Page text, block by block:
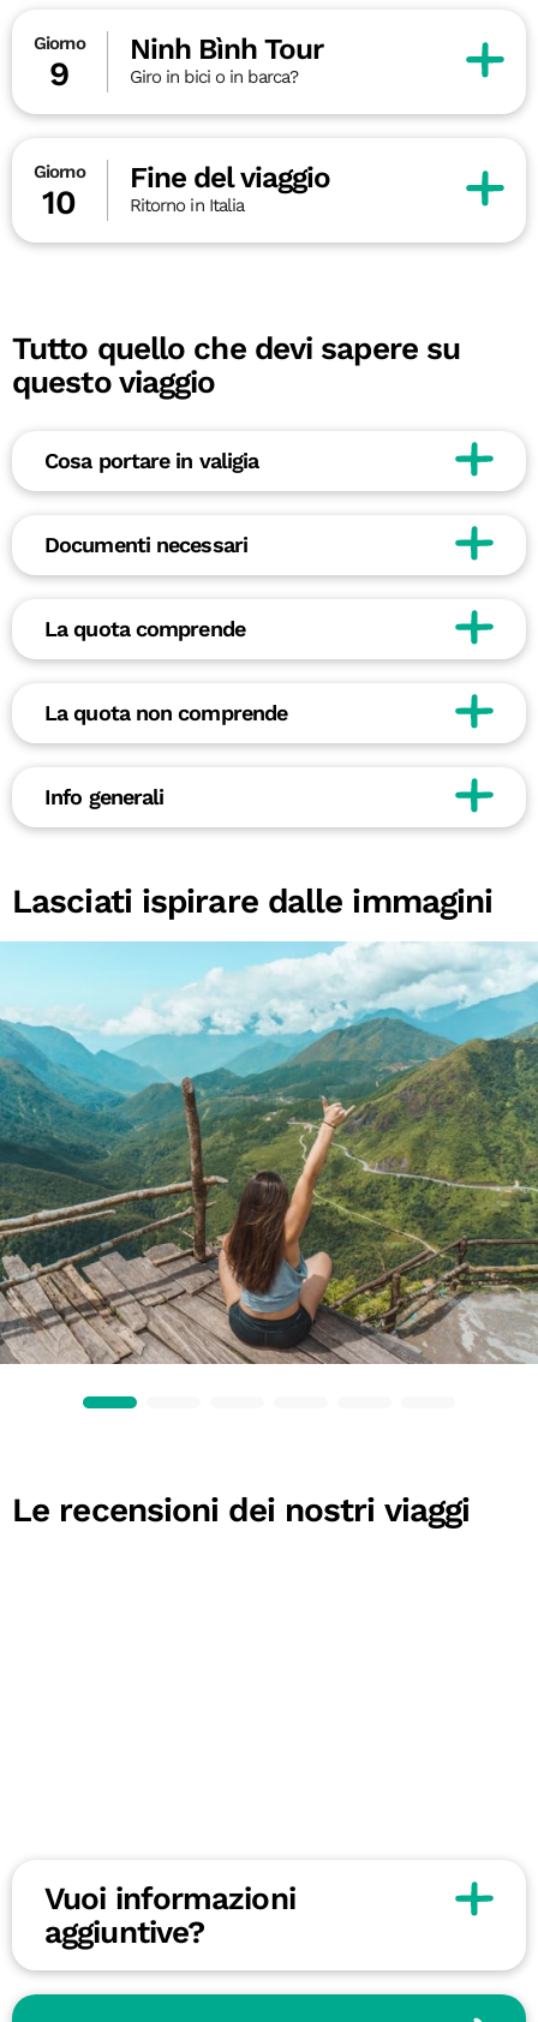
Giorno
9
Ninh Bình Tour
Giro in bici o in barca?
Giorno
10
Fine del viaggio
Ritorno in Italia
Tutto quello che devi sapere su
questo viaggio
Cosa portare in valigia
Documenti necessari
La quota comprende
La quota non comprende
Info generali
Lasciati ispirare dalle immagini
Le recensioni dei nostri viaggi
Vuoi informazioni
aggiuntive?